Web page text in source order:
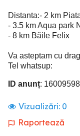
Distanta:- 2 km
- 3.5 km Aqua park
- 8 km Băile Felix
Va asteptam cu drag
Tel whatsup:
ID anunț:
Vizualizări: 0
Raportează